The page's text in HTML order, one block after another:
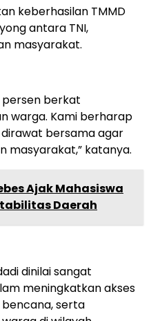
keberhasilan TMMD
antara TNI,
masyarakat.
persen berkat
warga. Kami berharap
bersama agar
masyarakat,” katanya.
Ajak Mahasiswa
Daerah
dinilai sangat
meningkatkan akses
serta